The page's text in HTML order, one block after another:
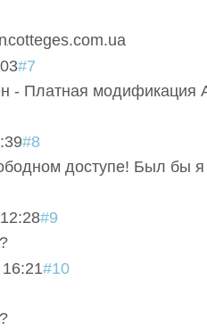
cotteges.com.ua
#7
- Платная модификация
#8
доступе! Был бы я
#9
#10